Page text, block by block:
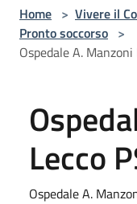
Home > Vivere il
Pronto soccorso >
Ospedale A.
Lecco
Ospedale A.